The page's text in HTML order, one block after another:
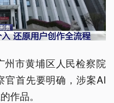
州市黄埔区人民检察院
官首先要明确，涉案AI
作品。